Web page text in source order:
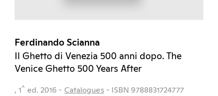
Ferdinando Scianna
Il Ghetto di Venezia 500 anni dopo. The
Venice Ghetto 500 Years After
, 1^ ed. 2016 - Catalogues - ISBN 9788831724777